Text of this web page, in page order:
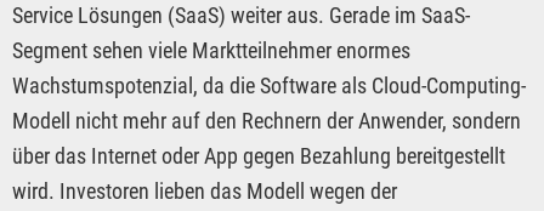
Service Lösungen (SaaS) weiter aus. Gerade im SaaS-
Segment sehen viele Marktteilnehmer enormes
Wachstumspotenzial, da die Software als Cloud-Computing-
Modell nicht mehr auf den Rechnern der Anwender, sondern
über das Internet oder App gegen Bezahlung bereitgestellt
wird. Investoren lieben das Modell wegen der